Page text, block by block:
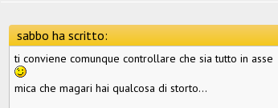
sabbo ha scritto:
ti conviene comunque controllare che sia tutto in asse
mica che magari hai qualcosa di storto...